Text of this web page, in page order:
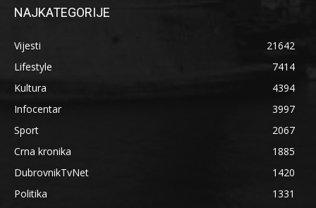
NAJKATEGORIJE
Vijesti
21642
Lifestyle
7414
Kultura
4394
Infocentar
3997
Sport
2067
Crna kronika
1885
DubrovnikTvNet
1420
Politika
1331